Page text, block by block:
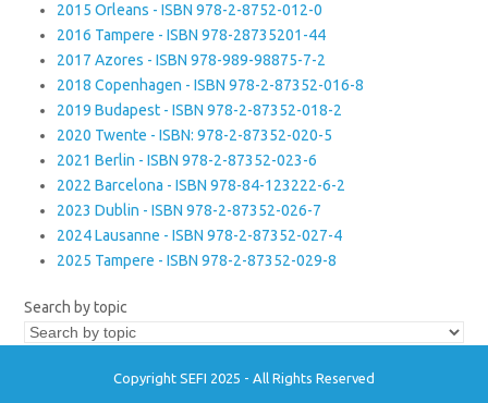
2015 Orleans - ISBN 978-2-8752-012-0
2016 Tampere - ISBN 978-28735201-44
2017 Azores - ISBN 978-989-98875-7-2
2018 Copenhagen - ISBN 978-2-87352-016-8
2019 Budapest - ISBN 978-2-87352-018-2
2020 Twente - ISBN: 978-2-87352-020-5
2021 Berlin - ISBN 978-2-87352-023-6
2022 Barcelona - ISBN 978-84-123222-6-2
2023 Dublin - ISBN 978-2-87352-026-7
2024 Lausanne - ISBN 978-2-87352-027-4
2025 Tampere - ISBN 978-2-87352-029-8
Search by topic
Copyright SEFI 2025 - All Rights Reserved